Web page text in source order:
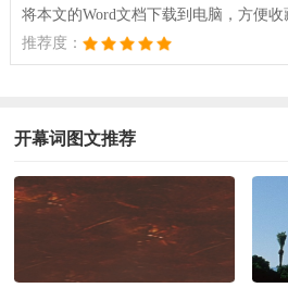
将本文的Word文档下载到电脑，方便收
推荐度：
开幕词图文推荐